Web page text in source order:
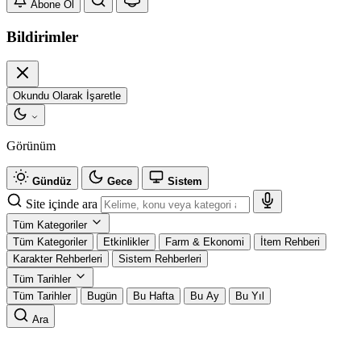
Abone Ol
Bildirimler
Okundu Olarak İşaretle
Görünüm
Gündüz Gece Sistem
Site içinde ara
Tüm Kategoriler
Tüm Kategoriler
Etkinlikler Farm & Ekonomi
İtem Rehberi
Karakter Rehberleri
Sistem Rehberleri
Tüm Tarihler
Tüm Tarihler
Bugün Bu Hafta Bu Ay
Bu Yıl
Ara